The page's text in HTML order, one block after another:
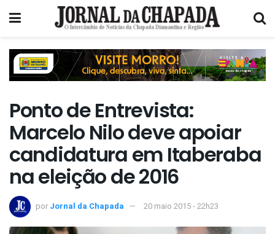
Ponto de Entrevista:
Marcelo Nilo deve apoiar
candidatura em Itaberaba
na eleição de 2016
por Jornal da Chapada 20 maio 2015 - 22h23